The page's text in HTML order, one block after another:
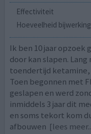
Effectiviteit
Hoeveelheid
Ik ben 10 jaar opzoek
door kan slapen.
toendertijd
Toen begonnen met
geslapen en werd
inmiddels 3 jaar dit
en soms tekort kom
afbouwen [lees